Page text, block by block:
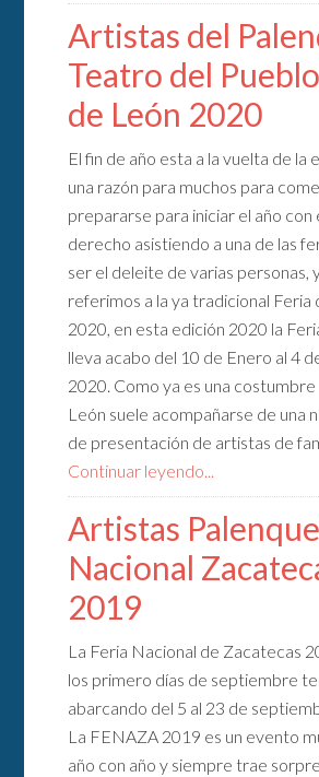
Artistas del
Teatro del
de León 2020
El fin de año esta a la vuelta de la
una razón para muchos para
prepararse para iniciar el año con
derecho asistiendo a una de las
ser el deleite de varias personas,
referimos a la ya tradicional Feria
2020, en esta edición 2020 la
lleva acabo del 10 de Enero al 4
2020. Como ya es una
León suele acompañarse de una
de presentación de artistas de
Continuar leyendo...
Artistas
Nacional
2019
La Feria Nacional de Zacatecas
los primero días de septiembre
abarcando del 5 al 23 de
La FENAZA 2019 es un evento
año con año y siempre trae